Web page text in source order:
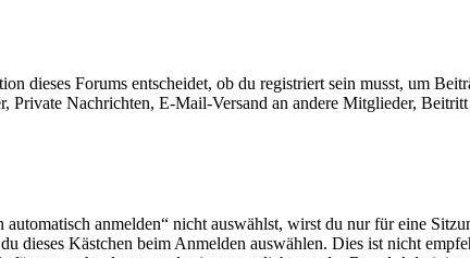
dieses Forums entscheidet, ob du registriert sein musst, um
Private Nachrichten, E-Mail-Versand an andere Mitglieder,
anmelden“ nicht auswählst, wirst du nur für eine
dieses Kästchen beim Anmelden auswählen. Dies ist nicht